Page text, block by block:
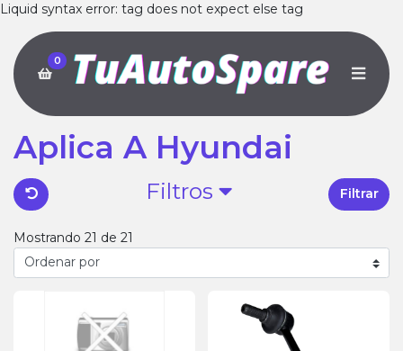
Liquid syntax error: tag does not expect else tag
0
Aplica A Hyundai
Filtros Filtrar
Mostrando 21 de 21